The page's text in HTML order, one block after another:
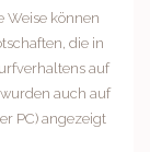
Weise können
die in
auf
auch auf
PC) angezeigt